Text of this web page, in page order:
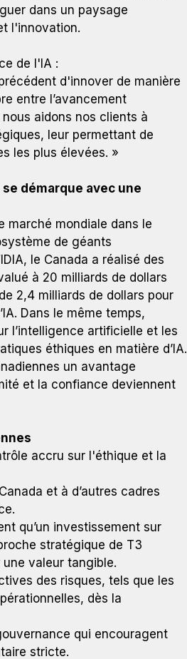
dans un paysage
l'innovation.
de l'IA :
d'innover de manière
entre l’avancement
aidons nos clients à
leur permettant de
les plus élevées. »
démarque avec une
marché mondiale dans le
de géants
le Canada a réalisé des
à 20 milliards de dollars
2,4 milliards de dollars pour
Dans le même temps,
l’intelligence artificielle et les
éthiques en matière d’IA.
un avantage
et la confiance deviennent
accru sur l'éthique et la
et à d’autres cadres
qu’un investissement sur
stratégique de T3
valeur tangible.
des risques, tels que les
dès la
qui encouragent
stricte.